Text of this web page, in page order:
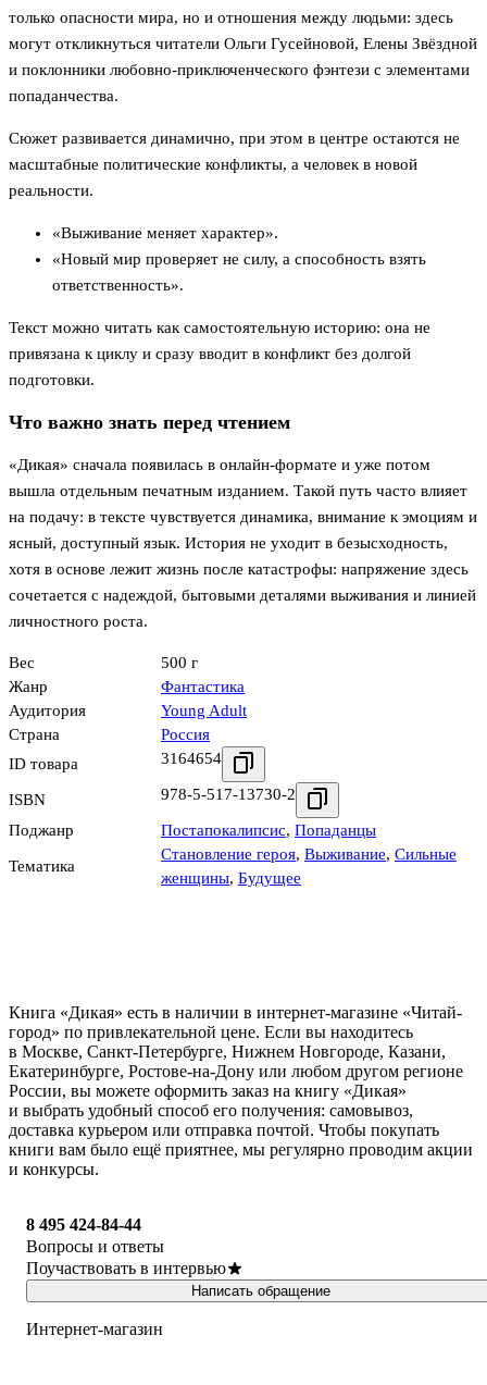
только опасности мира, но и отношения между людьми: здесь
могут откликнуться читатели Ольги Гусейновой, Елены Звёздной
и поклонники любовно-приключенческого фэнтези с элементами
попаданчества.
Сюжет развивается динамично, при этом в центре остаются не
масштабные политические конфликты, а человек в новой
реальности.
«Выживание меняет характер».
«Новый мир проверяет не силу, а способность взять
ответственность».
Текст можно читать как самостоятельную историю: она не
привязана к циклу и сразу вводит в конфликт без долгой
подготовки.
Что важно знать перед чтением
«Дикая» сначала появилась в онлайн-формате и уже потом
вышла отдельным печатным изданием. Такой путь часто влияет
на подачу: в тексте чувствуется динамика, внимание к эмоциям и
ясный, доступный язык. История не уходит в безысходность,
хотя в основе лежит жизнь после катастрофы: напряжение здесь
сочетается с надеждой, бытовыми деталями выживания и линией
личностного роста.
Вес
500 г
Жанр
Фантастика
Аудитория
Young Adult
Страна
Россия
ID товара
3164654
ISBN 978-5-517-13730-2
Поджанр Постапокалипсис, Попаданцы
Тематика
Становление героя, Выживание, Сильные
женщины, Будущее
Книга «Дикая» есть в наличии в интернет-магазине «Читай-
город» по привлекательной цене. Если вы находитесь
в Москве, Санкт-Петербурге, Нижнем Новгороде, Казани,
Екатеринбурге, Ростове-на-Дону или любом другом регионе
России, вы можете оформить заказ на книгу «Дикая»
и выбрать удобный способ его получения: самовывоз,
доставка курьером или отправка почтой. Чтобы покупать
книги вам было ещё приятнее, мы регулярно проводим акции
и конкурсы.
8 495 424-84-44
Вопросы и ответы
Поучаствовать в интервью
Написать обращение
Интернет-магазин